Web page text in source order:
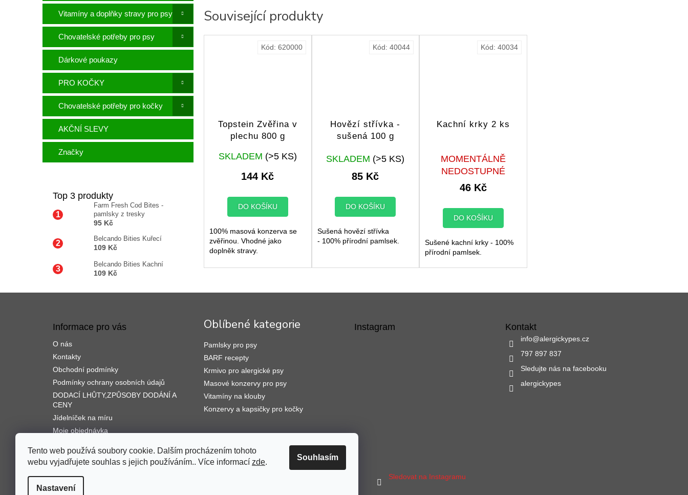
Tento web používá soubory cookie. Dalším procházením tohoto
webu vyjadřujete souhlas s jejich používáním.. Více informací zde.
Nastavení
Souhlasím
Vitamíny a doplňky stravy pro psy
Chovatelské potřeby pro psy
Dárkové poukazy
PRO KOČKY
Chovatelské potřeby pro kočky
AKČNÍ SLEVY
Značky
Top 3 produkty
Farm Fresh Cod Bites -
pamlsky z tresky
95 Kč
Belcando Bities Kuřecí
109 Kč
Belcando Bities Kachní
109 Kč
Související produkty
Topstein Zvěřina v
plechu 800 g
hodnocení
je
z
5
hvězdiček.
SKLADEM (>5 KS)
144 Kč
DO KOŠÍKU
100% masová konzerva se
zvěřinou. Vhodné jako
doplněk stravy.
Kód: 620000
Hovězí střívka -
sušená 100 g
SKLADEM (>5 KS)
85 Kč
DO KOŠÍKU
Sušená hovězí střívka
- 100% přírodní pamlsek.
Kód: 40044
Kachní krky 2 ks
MOMENTÁLNĚ
NEDOSTUPNÉ
46 Kč
DO KOŠÍKU
Sušené kachní krky - 100%
přírodní pamlsek.
Kód: 40034
Z
Informace pro vás
O nás
Kontakty
Obchodní podmínky
Podmínky ochrany osobních údajů
DODACÍ LHŮTY,ZPŮSOBY DODÁNÍ A
CENY
Jídelníček na míru
Moje objednávka
Oblíbené kategorie
Pamlsky pro psy
BARF recepty
Krmivo pro alergické psy
Masové konzervy pro psy
Vitamíny na klouby
Konzervy a kapsičky pro kočky
Instagram
Sledovat na Instagramu
Kontakt
info@alergickypes.cz
797 897 837
Sledujte nás na facebooku
alergickypes